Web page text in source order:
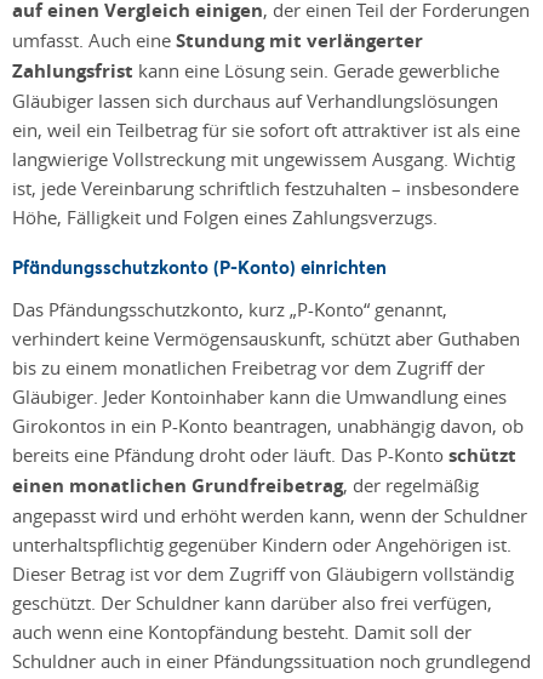
auf einen Vergleich einigen, der einen Teil der Forderungen
umfasst. Auch eine Stundung mit verlängerter
Zahlungsfrist kann eine Lösung sein. Gerade gewerbliche
Gläubiger lassen sich durchaus auf Verhandlungslösungen
ein, weil ein Teilbetrag für sie sofort oft attraktiver ist als eine
langwierige Vollstreckung mit ungewissem Ausgang. Wichtig
ist, jede Vereinbarung schriftlich festzuhalten – insbesondere
Höhe, Fälligkeit und Folgen eines Zahlungsverzugs.
Pfändungsschutzkonto (P-Konto) einrichten
Das Pfändungsschutzkonto, kurz „P-Konto“ genannt,
verhindert keine Vermögensauskunft, schützt aber Guthaben
bis zu einem monatlichen Freibetrag vor dem Zugriff der
Gläubiger. Jeder Kontoinhaber kann die Umwandlung eines
Girokontos in ein P-Konto beantragen, unabhängig davon, ob
bereits eine Pfändung droht oder läuft. Das P-Konto schützt
einen monatlichen Grundfreibetrag, der regelmäßig
angepasst wird und erhöht werden kann, wenn der Schuldner
unterhaltspflichtig gegenüber Kindern oder Angehörigen ist.
Dieser Betrag ist vor dem Zugriff von Gläubigern vollständig
geschützt. Der Schuldner kann darüber also frei verfügen,
auch wenn eine Kontopfändung besteht. Damit soll der
Schuldner auch in einer Pfändungssituation noch grundlegend